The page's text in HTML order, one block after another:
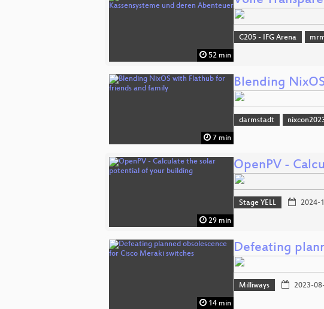
52 min
C205 - IFG Arena
7 min
Blending
darmstadt
29 min
OpenPV -
Stage YELL 2024-
14 min
Defeating
Milliways 2023-